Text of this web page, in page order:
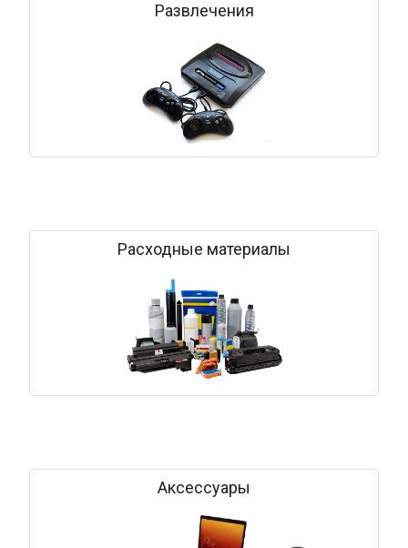
Развлечения
Расходные материалы
Аксессуары